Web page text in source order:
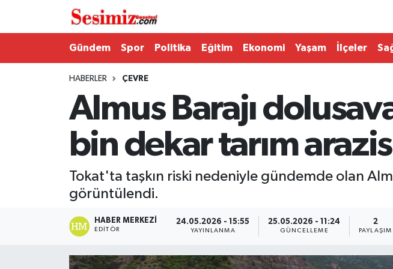
Gündem Spor Politika Eğitim Ekonomi Yaşam İlçeler
HABERLER ÇEVRE
Almus Barajı
bin dekar tarım
Tokat'ta taşkın riski nedeniyle gündemde olan
görüntülendi.
HABER MERKEZI
EDITÖR
24.05.2026 - 15:55
YAYINLANMA
25.05.2026 - 11:24
GÜNCELLEME
2
PAYLAŞIM
Ekonomi
Magazin
Politika
Nöbetçi Eczaneler
Hava Durumu
Namaz Vakitleri
Trafik Durumu
Tüm Manşetler
Son Dakika Haberleri
Haber Arşivi